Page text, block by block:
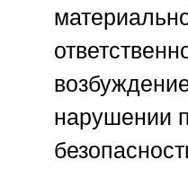
нарушении